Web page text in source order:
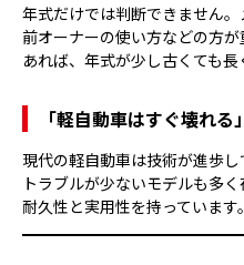
年式だけでは判断できません。
前オーナーの使い方などの方
あれば、年式が少し古くても長
「軽自動車はすぐ壊れ
現代の軽自動車は技術が進歩
トラブルが少ないモデルも多
耐久性と実用性を持っています。